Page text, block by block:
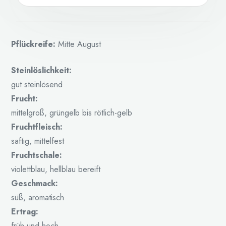
Pflückreife: Mitte August
Steinlöslichkeit:
gut steinlösend
Frucht:
mittelgroß, grüngelb bis rötlich-gelb
Fruchtfleisch:
saftig, mittelfest
Fruchtschale:
violettblau, hellblau bereift
Geschmack:
süß, aromatisch
Ertrag: